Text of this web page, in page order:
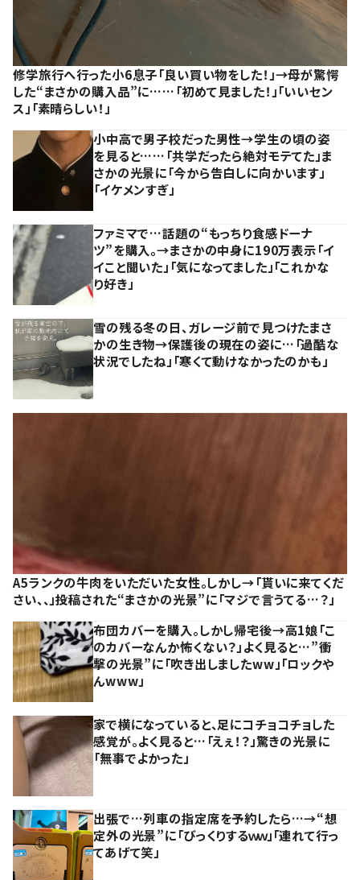
修学旅行へ行った小6息子「良い買い物をした！」→母が驚愕
した“まさかの購入品”に……「初めて見ました！」「いいセン
ス」「素晴らしい！」
小中高で男子校だった男性→学生の頃の姿
を見ると……「共学だったら絶対モテてた」ま
さかの光景に「今から告白しに向かいます」
「イケメンすぎ」
ファミマで…話題の“もっちり食感ドーナ
ツ”を購入。→まさかの中身に190万表示「イ
イこと聞いた」「気になってました」「これかな
り好き」
雪の残る冬の日、ガレージ前で見つけたまさ
かの生き物→保護後の現在の姿に…「過酷な
状況でしたね」「寒くて動けなかったのかも」
A5ランクの牛肉をいただいた女性。しかし→「貰いに来てくだ
さい、、」投稿された“まさかの光景”に「マジで言うてる…？」
布団カバーを購入。しかし帰宅後→高1娘「こ
のカバーなんか怖くない？」よく見ると…”衝
撃の光景”に「吹き出しましたww」「ロックや
んwww」
家で横になっていると、足にコチョコチョした
感覚が。よく見ると…「えぇ！？」驚きの光景に
「無事でよかった」
出張で…列車の指定席を予約したら…→“想
定外の光景”に「びっくりするｗｗ」「連れて行っ
てあげて笑」